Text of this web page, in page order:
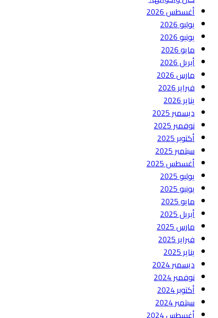
أغسطس 2026
يوليو 2026
يونيو 2026
مايو 2026
أبريل 2026
مارس 2026
فبراير 2026
يناير 2026
ديسمبر 2025
نوفمبر 2025
أكتوبر 2025
سبتمبر 2025
أغسطس 2025
يوليو 2025
يونيو 2025
مايو 2025
أبريل 2025
مارس 2025
فبراير 2025
يناير 2025
ديسمبر 2024
نوفمبر 2024
أكتوبر 2024
سبتمبر 2024
أغسطس 2024